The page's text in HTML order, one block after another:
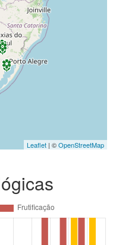
Leaflet | ©OpenStreetMap